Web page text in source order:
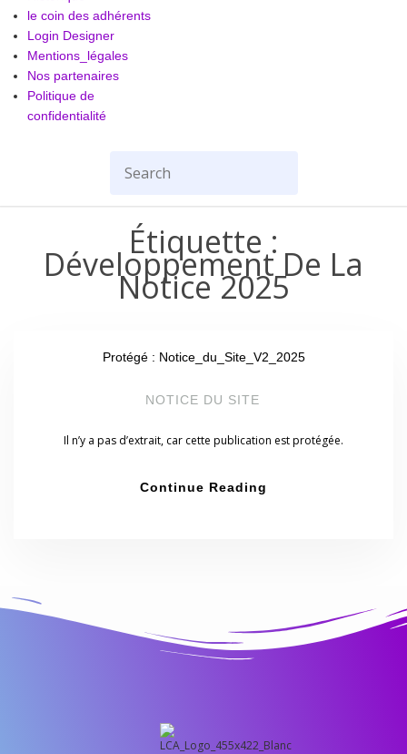
le coin des adhérents
Login Designer
Mentions_légales
Nos partenaires
Politique de
confidentialité
for:
Étiquette :
Développement De La
Notice 2025
Protégé : Notice_du_Site_V2_2025
NOTICE DU SITE
Il n’y a pas d’extrait, car cette publication est protégée.
Continue Reading